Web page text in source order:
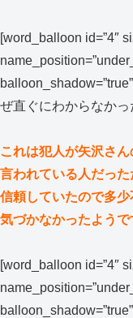
[word_balloon id=”4″
ぜ直ぐにわからなか
これは犯人が矢沢さ
言われている人だった
信頼していたので多
気づかなかったようで
[word_balloon id=”4″